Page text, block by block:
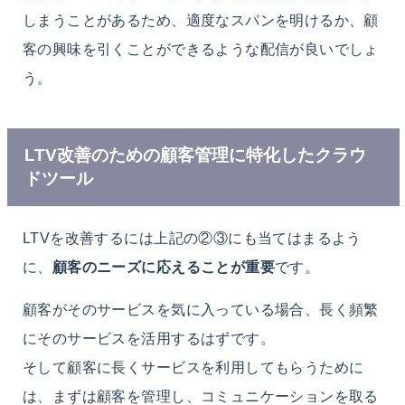
しまうことがあるため、適度なスパンを明けるか、顧
客の興味を引くことができるような配信が良いでしょ
う。
LTV改善のための顧客管理に特化したクラウ
ドツール
LTVを改善するには上記の②③にも当てはまるよう
に、 顧客のニーズに応えることが重要です。
顧客がそのサービスを気に入っている場合、長く頻繁
にそのサービスを活用するはずです。
そして顧客に長くサービスを利用してもらうために
は、まずは顧客を管理し、コミュニケーションを取る